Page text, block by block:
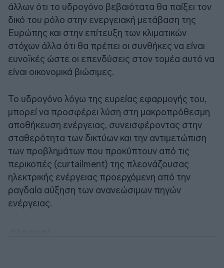
άλλων ότι το υδρογόνο βεβαιότατα θα παίξει τον
δικό του ρόλο στην ενεργειακή μετάβαση της
Ευρώπης και στην επίτευξη των κλιματικών
στόχων άλλα ότι θα πρέπει οι συνθήκες να είναι
ευνοϊκές ώστε οι επενδύσεις στον τομέα αυτό να
είναι οικονομικά βιώσιμες.
Το υδρογόνο λόγω της ευρείας εφαρμογής του,
μπορεί να προσφέρει λύση στη μακροπρόθεσμη
αποθήκευση ενέργειας, συνεισφέροντας στην
σταθερότητα των δικτύων και την αντιμετώπιση
των προβλημάτων που προκύπτουν από τις
περικοπές (curtailment) της πλεονάζουσας
ηλεκτρικής ενέργειας προερχόμενη από την
ραγδαία αύξηση των ανανεώσιμων πηγών
ενέργειας.